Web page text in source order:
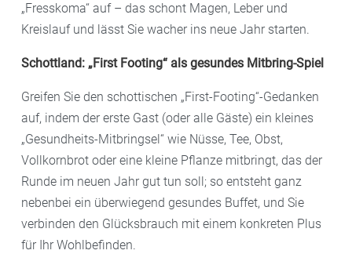
„Fresskoma“ auf – das schont Magen, Leber und
Kreislauf und lässt Sie wacher ins neue Jahr starten.
Schottland: „First Footing“ als gesundes Mitbring-Spiel
Greifen Sie den schottischen „First-Footing“-Gedanken
auf, indem der erste Gast (oder alle Gäste) ein kleines
„Gesundheits-Mitbringsel“ wie Nüsse, Tee, Obst,
Vollkornbrot oder eine kleine Pflanze mitbringt, das der
Runde im neuen Jahr gut tun soll; so entsteht ganz
nebenbei ein überwiegend gesundes Buffet, und Sie
verbinden den Glücksbrauch mit einem konkreten Plus
für Ihr Wohlbefinden.